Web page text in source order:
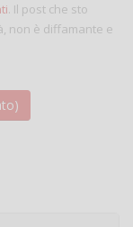
. Il post che sto
non è diffamante e